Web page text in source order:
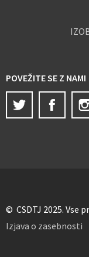
POVEŽITE SE Z NAMI
Twitter
© CSDTJ 2025. Vse
Izjava o zasebnosti